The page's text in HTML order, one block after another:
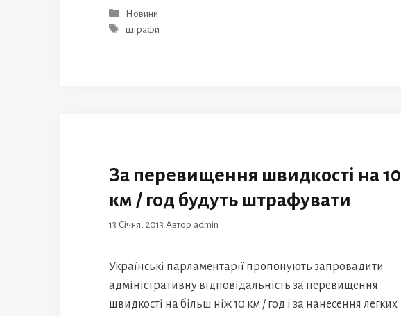
Категорії
Новини
Позначки
штрафи
За перевищення швидкості на 10
км / год будуть штрафувати
13 Січня, 2013 Автор admin
Українські парламентарії пропонують запровадити
адміністративну відповідальність за перевищення
швидкості на більш ніж 10 км / год і за нанесення легких